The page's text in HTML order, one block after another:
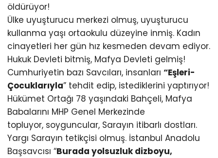
öldürüyor!
Ülke uyuşturucu merkezi olmuş, uyuşturucu
kullanma yaşı ortaokulu düzeyine inmiş. Kadın
cinayetleri her gün hız kesmeden devam ediyor.
Hukuk Devleti bitmiş, Mafya Devleti gelmiş!
Cumhuriyetin bazı Savcıları, insanları “Eşleri-
Çocuklarıyla” tehdit edip, istediklerini yaptırıyor!
Hükümet Ortağı 78 yaşındaki Bahçeli, Mafya
Babalarını MHP Genel Merkezinde
topluyor, soyguncular, Sarayın itibarlı dostları.
Yargı Sarayın tetikçisi olmuş. İstanbul Anadolu
Başsavcısı “Burada yolsuzluk dizboyu,